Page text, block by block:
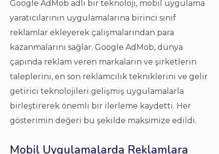
Google AdMob adlı bir teknoloji, mobil uygulama
yaratıcılarının uygulamalarına birinci sınıf
reklamlar ekleyerek çalışmalarından para
kazanmalarını sağlar. Google AdMob, dünya
çapında reklam veren markaların ve şirketlerin
taleplerini, en son reklamcılık tekniklerini ve gelir
getirici teknolojileri gelişmiş uygulamalarla
birleştirerek önemli bir ilerleme kaydetti. Her
gösterimin değeri bu şekilde maksimize edildi.
Mobil Uygulamalarda Reklamlara